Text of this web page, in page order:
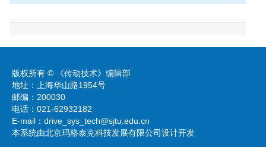
版权所有 © 《传动技术》编辑部
地址：上海华山路1954号
邮编：200030
电话：021-62932182
E-mail： drive_sys_tech@sjtu.edu.cn
本系统由北京玛格泰克科技发展有限公司设计开发